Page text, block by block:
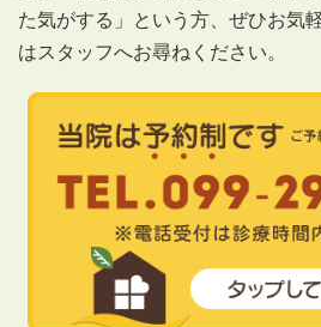
た気がする」という方、ぜひお気
はスタッフへお尋ねください。